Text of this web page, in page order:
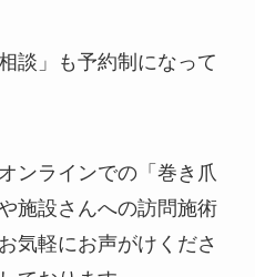
談」も予約制になって
ンラインでの「巻き爪
施設さんへの訪問施術
気軽にお声がけくださ